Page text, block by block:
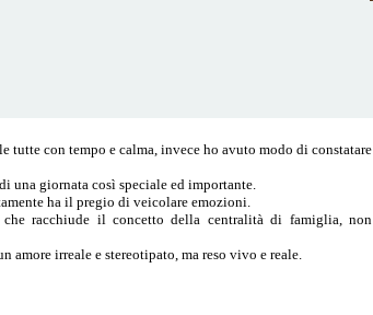
con tempo e calma, invece ho avuto modo di constatare
una giornata così speciale ed importante.
ha il pregio di veicolare emozioni.
racchiude il concetto della centralità di famiglia, non
amore irreale e stereotipato, ma reso vivo e reale.